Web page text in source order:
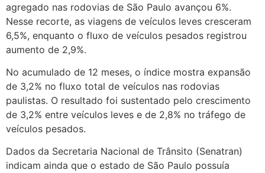
agregado nas rodovias de São Paulo avançou 6%.
Nesse recorte, as viagens de veículos leves cresceram
6,5%, enquanto o fluxo de veículos pesados registrou
aumento de 2,9%.
No acumulado de 12 meses, o índice mostra expansão
de 3,2% no fluxo total de veículos nas rodovias
paulistas. O resultado foi sustentado pelo crescimento
de 3,2% entre veículos leves e de 2,8% no tráfego de
veículos pesados.
Dados da Secretaria Nacional de Trânsito (Senatran)
indicam ainda que o estado de São Paulo possuía